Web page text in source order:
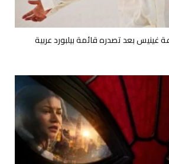
بعد تصدره قائمة بيلبورد عربية